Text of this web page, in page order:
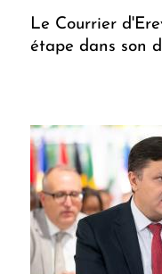
Le Courrier
étape dans son